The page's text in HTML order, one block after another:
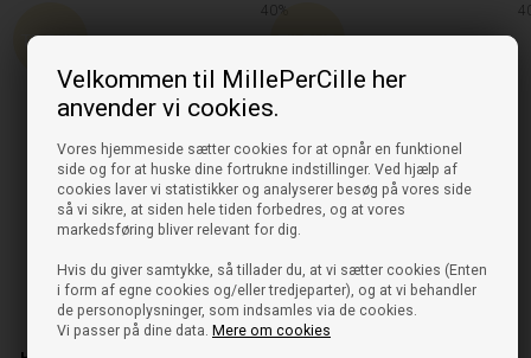
Velkommen til MillePerCille her
anvender vi cookies.
Vores hjemmeside sætter cookies for at opnår en funktionel
side og for at huske dine fortrukne indstillinger. Ved hjælp af
cookies laver vi statistikker og analyserer besøg på vores side
så vi sikre, at siden hele tiden forbedres, og at vores
markedsføring bliver relevant for dig.
Hvis du giver samtykke, så tillader du, at vi sætter cookies (Enten
i form af egne cookies og/eller tredjeparter), og at vi behandler
de personoplysninger, som indsamles via de cookies.
Vi passer på dine data. Mere om cookies
40%